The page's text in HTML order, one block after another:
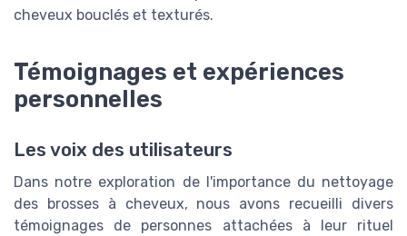
cheveux bouclés et texturés.
Témoignages et expériences
personnelles
Les voix des utilisateurs
Dans notre exploration de l'importance du nettoyage
des brosses à cheveux, nous avons recueilli divers
témoignages de personnes attachées à leur rituel